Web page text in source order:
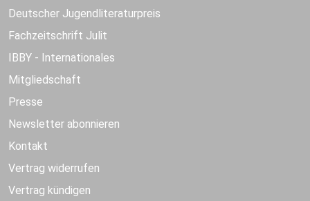
Deutscher Jugendliteraturpreis
Fachzeitschrift Julit
IBBY - Internationales
Mitgliedschaft
Presse
Newsletter abonnieren
Kontakt
Vertrag widerrufen
Vertrag kündigen